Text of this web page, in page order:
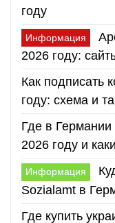
году
Информация
2026 году:
Как подписать
году: схема и
Где в
2026 году и
Информация
Sozialamt в
Где купить